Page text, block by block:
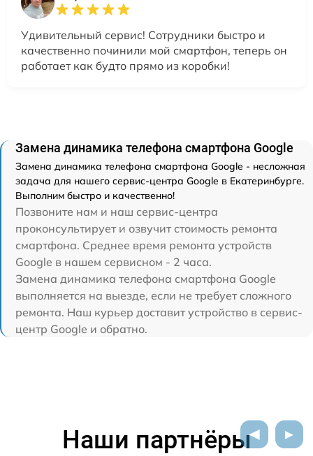
Удивительный сервис! Сотрудники быстро и
качественно починили мой смартфон, теперь он
работает как будто прямо из коробки!
Замена динамика телефона смартфона Google
Замена динамика телефона смартфона Google - несложная
задача для нашего сервис-центра Google в Екатеринбурге.
Выполним быстро и качественно!
Позвоните нам и наш сервис-центра
проконсультирует и озвучит стоимость ремонта
смартфона. Среднее время ремонта устройств
Google в нашем сервисном - 2 часа.
Замена динамика телефона смартфона Google
выполняется на выезде, если не требует сложного
ремонта. Наш курьер доставит устройство в сервис-
центр Google и обратно.
Наши партнёры